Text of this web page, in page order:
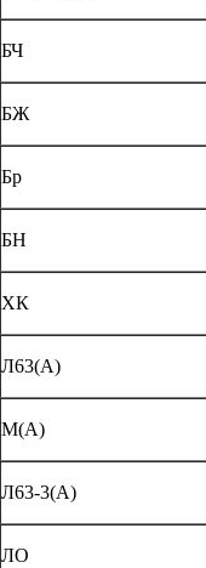
БЧ
БЖ
Бр
БН
ХК
Л63(А)
М(А)
Л63-3(А)
ЛО